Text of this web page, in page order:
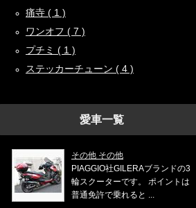
痛寺 ( 1 )
ワンオフ ( 7 )
プチミ ( 1 )
ステッカーチューン ( 4 )
愛車一覧
その他 その他
PIAGGIO社GILERAブランドの3
輪スクーターです。 ポイントは
普通免許で乗れると ...